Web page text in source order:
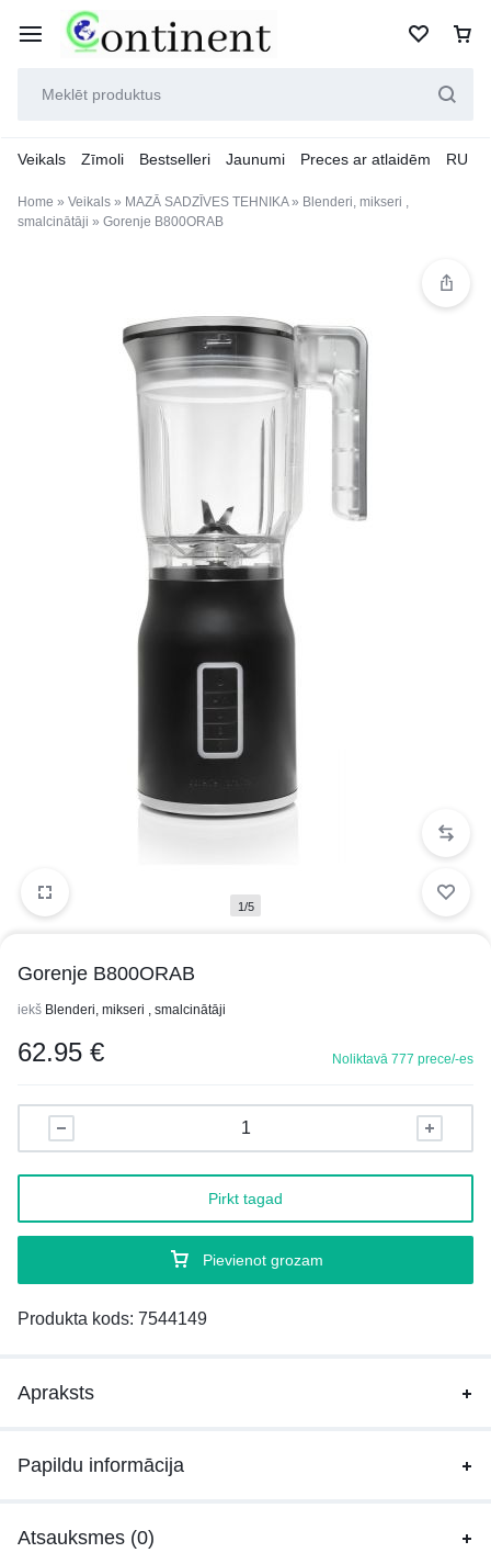
Veikals Zīmoli Bestselleri Jaunumi Preces ar atlaidēm RU
Home » Veikals » MAZĀ SADZĪVES TEHNIKA» Blenderi, mikseri ,
smalcinātāji » Gorenje B800ORAB
1/5
Gorenje B800ORAB
iekš Blenderi, mikseri , smalcinātāji
62.95 € Noliktavā 777 prece/-es
Pievienot grozam
Pirkt tagad
Produkta kods: 7544149
Apraksts
Papildu informācija
Atsauksmes (0)